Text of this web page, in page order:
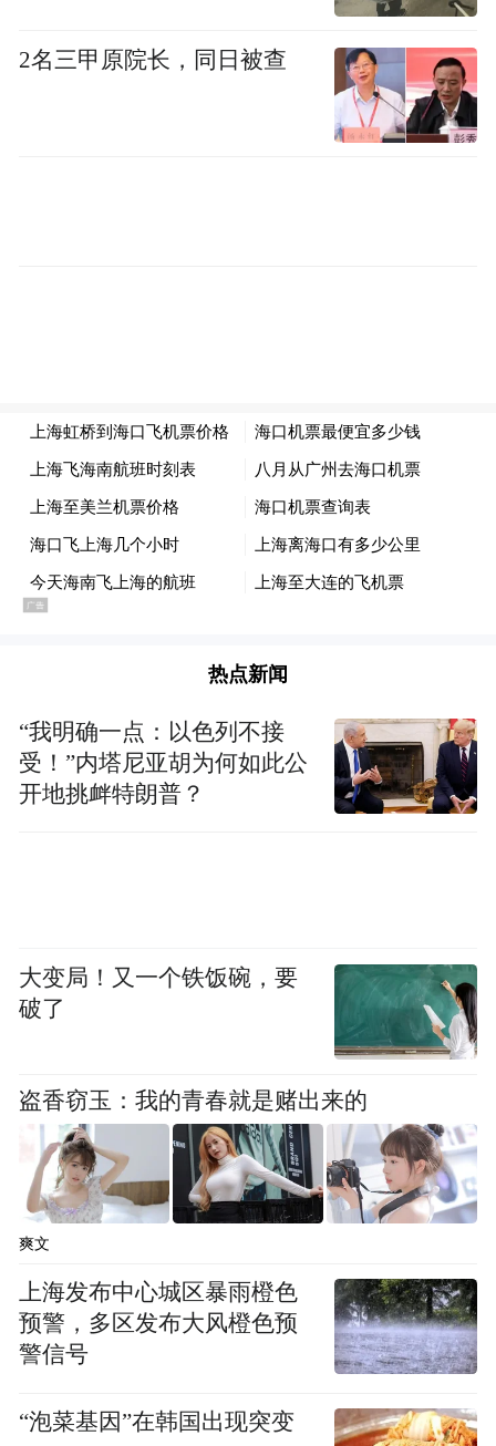
2名三甲原院长，同日被查
热点新闻
“我明确一点：以色列不接
受！”内塔尼亚胡为何如此公
开地挑衅特朗普？
大变局！又一个铁饭碗，要
破了
盗香窃玉：我的青春就是赌出来的
爽文
上海发布中心城区暴雨橙色
预警，多区发布大风橙色预
警信号
“泡菜基因”在韩国出现突变